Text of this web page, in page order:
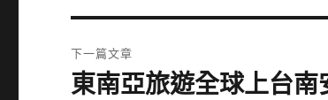
篇
文
章:
下一篇文章
下
東南亞旅遊全球上台